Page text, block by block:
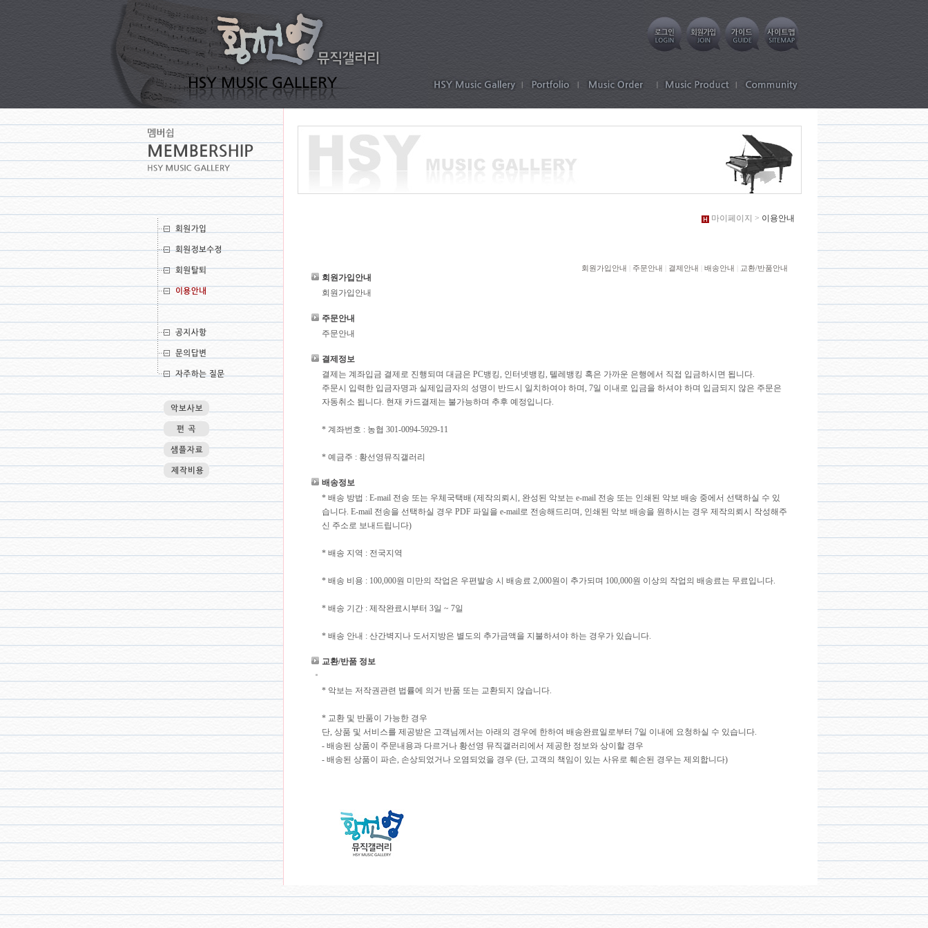
마이페이지 > 이용안내
회원가입안내 주문안내 결제안내 배송안내 교환/반품안내
회원가입안내
회원가입안내
주문안내
주문안내
결제정보
결제는 계좌입금 결제로 진행되며 대금은 PC뱅킹, 인터넷뱅킹, 텔레뱅킹 혹은 가까운 은행에서 직접 입금하시면 됩니다.
주문시 입력한 입금자명과 실제입금자의 성명이 반드시 일치하여야 하며, 7일 이내로 입금을 하셔야 하며 입금되지 않은 주문은
자동취소 됩니다. 현재 카드결제는 불가능하며 추후 예정입니다.
* 계좌번호 : 농협 301-0094-5929-11
* 예금주 : 황선영뮤직갤러리
배송정보
* 배송 방법 : E-mail 전송 또는 우체국택배 (제작의뢰시, 완성된 악보는 e-mail 전송 또는 인쇄된 악보 배송 중에서 선택하실 수 있
습니다. E-mail 전송을 선택하실 경우 PDF 파일을 e-mail로 전송해드리며, 인쇄된 악보 배송을 원하시는 경우 제작의뢰시 작성해주
신 주소로 보내드립니다)
* 배송 지역 : 전국지역
* 배송 비용 : 100,000원 미만의 작업은 우편발송 시 배송료 2,000원이 추가되며 100,000원 이상의 작업의 배송료는 무료입니다.
* 배송 기간 : 제작완료시부터 3일 ~ 7일
* 배송 안내 : 산간벽지나 도서지방은 별도의 추가금액을 지불하셔야 하는 경우가 있습니다.
교환/반품 정보
* 악보는 저작권관련 법률에 의거 반품 또는 교환되지 않습니다.
* 교환 및 반품이 가능한 경우
단, 상품 및 서비스를 제공받은 고객님께서는 아래의 경우에 한하여 배송완료일로부터 7일 이내에 요청하실 수 있습니다.
- 배송된 상품이 주문내용과 다르거나 황선영 뮤직갤러리에서 제공한 정보와 상이할 경우
- 배송된 상품이 파손, 손상되었거나 오염되었을 경우 (단, 고객의 책임이 있는 사유로 훼손된 경우는 제외합니다)